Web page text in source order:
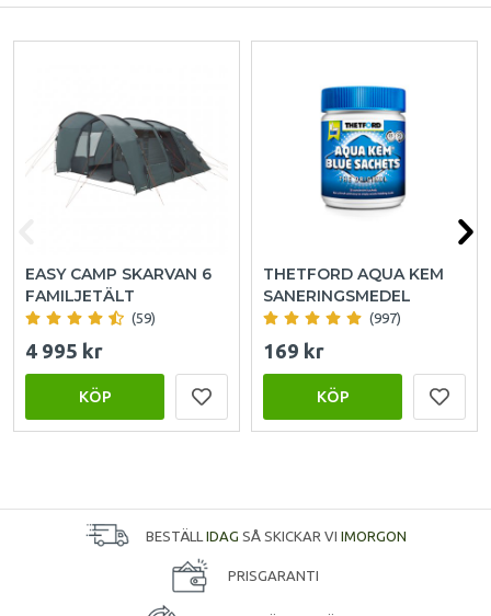
EASY CAMP SKARVAN 6
FAMILJETÄLT
(59)
4 995 kr
KÖP
THETFORD AQUA KEM
SANERINGSMEDEL
(997)
169 kr
KÖP
BESTÄLL IDAG SÅ SKICKAR VI IMORGON
PRISGARANTI